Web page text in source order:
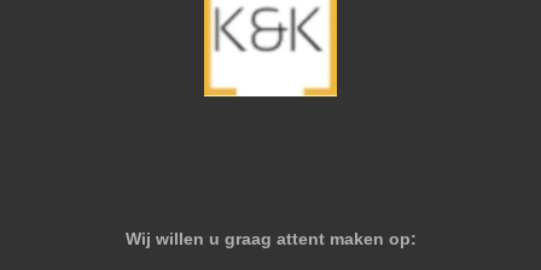
Wij willen u graag attent maken op: